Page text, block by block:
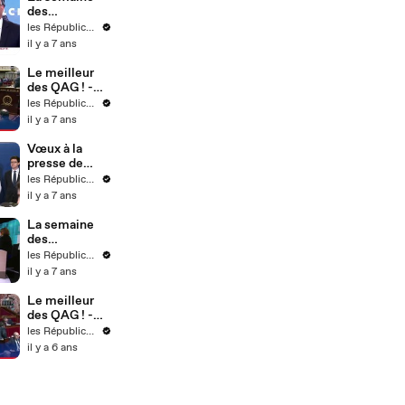
des
Républicains !
- Semaine 4
les Républicains
il y a 7 ans
Le meilleur
des QAG ! -
Semaine 4les Républicains
il y a 7 ans
Vœux à la
presse de
l'équipe
dirigeante - 21
(17)
les Républicains
il y a 7 ans
La semaine
des
Républicains !
- Semaine 3
les Républicains
il y a 7 ans
Le meilleur
des QAG ! -
Semaine 9les Républicains
il y a 6 ans